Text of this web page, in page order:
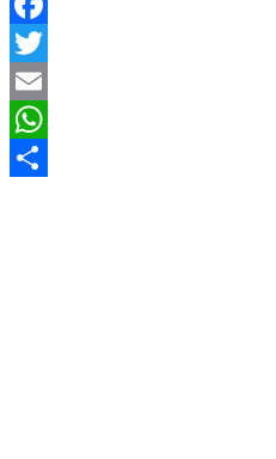
Facebook
Twitter
Email
WhatsApp